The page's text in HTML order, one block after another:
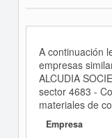
A continuación
empresas
ALCUDIA
sector 4683 -
materiales de
Empresa